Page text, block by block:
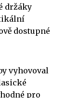
držáky
dostupné
vyhovoval
pro